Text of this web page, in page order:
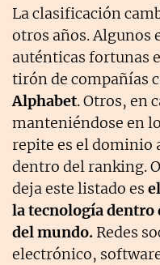
La clasificación
otros años. Algunos
auténticas fortunas
tirón de compañías
Alphabet. Otros, en
manteniéndose en
repite es el dominio
dentro del ranking.
deja este listado es
la tecnología dentro
del mundo. Redes
electrónico,